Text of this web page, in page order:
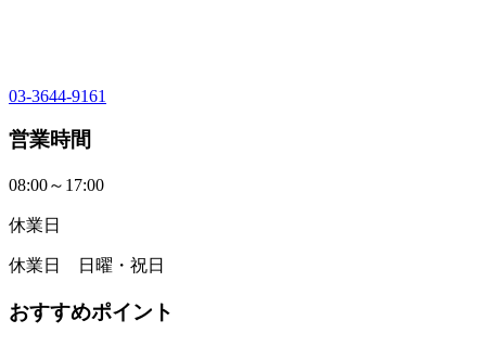
03-3644-9161
営業時間
08:00～17:00
休業日
休業日 日曜・祝日
おすすめポイント